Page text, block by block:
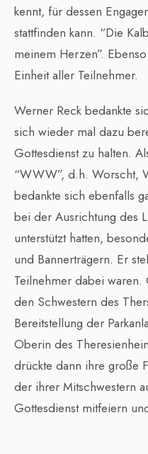
kennt, für dessen
stattfinden kann. “Die
meinem Herzen”.
Einheit aller Teilnehmer.
Werner Reck bedankte
sich wieder mal dazu
Gottesdienst zu halten.
“WWW”, d.h. Worscht,
bedankte sich ebenfalls
bei der Ausrichtung des
unterstützt hatten,
und Bannerträgern. Er
Teilnehmer dabei
den Schwestern des
Bereitstellung der
Oberin des
drückte dann ihre große
der ihrer Mitschwestern
Gottesdienst mitfeiern